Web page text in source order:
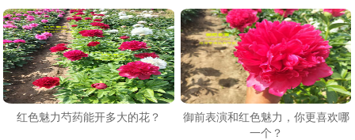
红色魅力芍药能开多大的花？
御前表演和红色魅力，你更喜欢哪
一个？